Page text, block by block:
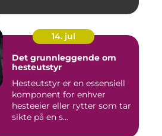
14. jul
Det grunnleggende om
hesteutstyr
Hesteutstyr er en essensiell
komponent for enhver
hesteeier eller rytter som tar
sikte på en s...